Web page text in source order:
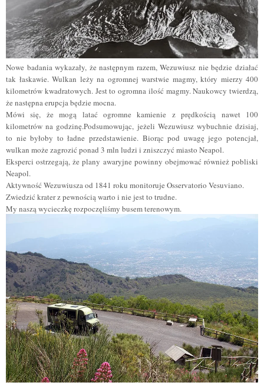
Nowe badania wykazały, że następnym razem, Wezuwiusz nie będzie działać
tak łaskawie. Wulkan leży na ogromnej warstwie magmy, który mierzy 400
kilometrów kwadratowych. Jest to ogromna ilość magmy. Naukowcy twierdzą,
że następna erupcja będzie mocna.
Mówi się, że mogą latać ogromne kamienie z prędkością nawet 100
kilometrów na godzinę.Podsumowując, jeżeli Wezuwiusz wybuchnie dzisiaj,
to nie byłoby to ładne przedstawienie. Biorąc pod uwagę jego potencjał,
wulkan może zagrozić ponad 3 mln ludzi i zniszczyć miasto Neapol.
Eksperci ostrzegają, że plany awaryjne powinny obejmować również pobliski
Neapol.
Aktywność Wezuwiusza od 1841 roku monitoruje Osservatorio Vesuviano.
Zwiedzić krater z pewnością warto i nie jest to trudne.
My naszą wycieczkę rozpoczęliśmy busem terenowym.